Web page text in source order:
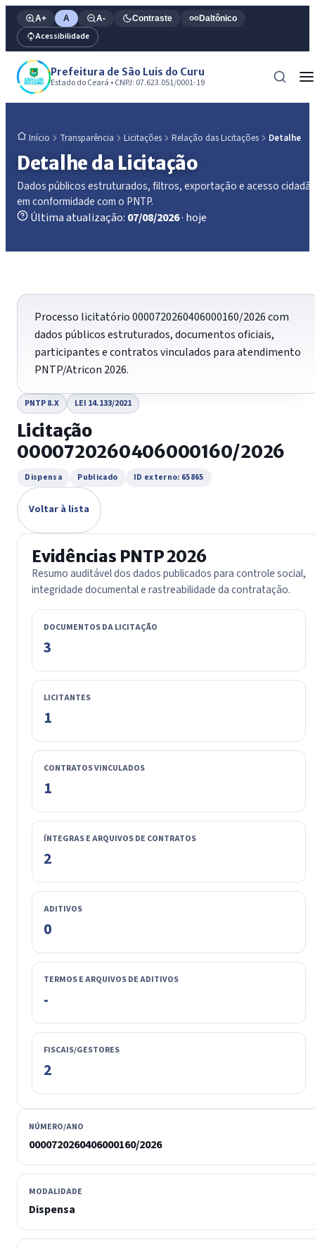
A+ A A- Contraste Daltônico
Acessibilidade
Prefeitura de São Luis do Curu
Estado do Ceará • CNPJ: 07.623.051/0001-19
Início Transparência Licitações Relação das Licitações Detalhe
Detalhe da Licitação
Dados públicos estruturados, filtros, exportação e acesso
em conformidade com o PNTP.
Última atualização: 07/08/2026· hoje
Processo licitatório 0000720260406000160/2026 com
dados públicos estruturados, documentos oficiais,
participantes e contratos vinculados para atendimento
PNTP/Atricon 2026.
PNTP 8.X LEI 14.133/2021
Licitação
0000720260406000160/2026
Dispensa Publicado ID externo: 65865
Voltar à lista
Evidências PNTP 2026
Resumo auditável dos dados publicados para controle social,
integridade documental e rastreabilidade da contratação.
DOCUMENTOS DA LICITAÇÃO
3
LICITANTES
1
CONTRATOS VINCULADOS
1
ÍNTEGRAS E ARQUIVOS DE CONTRATOS
2
ADITIVOS
0
TERMOS E ARQUIVOS DE ADITIVOS
-
FISCAIS/GESTORES
2
NÚMERO/ANO
0000720260406000160/2026
MODALIDADE
Dispensa